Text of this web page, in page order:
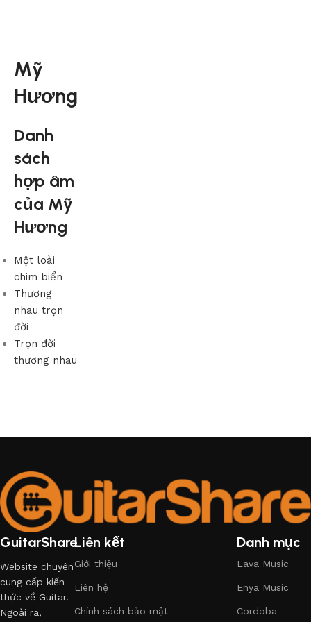
Mỹ
Hương
Danh
sách
hợp âm
của Mỹ
Hương
Một loài
chim biển
Thương
nhau trọn
đời
Trọn đời
thương nhau
GuitarShare
Website chuyên
cung cấp kiến
thức về Guitar.
Ngoài ra,
Liên kết
Giới thiệu
Liên hệ
Chính sách bảo mật
Danh mục
Lava Music
Enya Music
Cordoba